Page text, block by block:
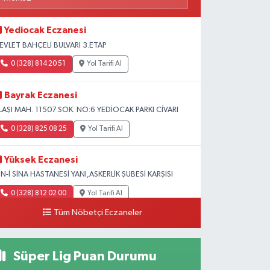
Yediocak Eczanesi
BAHÇELİ BULVARI 3.ETAP
0 (328) 814 20 51 Yol Tarifi Al
Bayrak Eczanesi
MAH. 11507 SOK. NO:6 YEDİOCAK PARKI CİVARI
0 (328) 825 08 25 Yol Tarifi Al
Yüksek Eczanesi
İ SİNA HASTANESİ YANI,ASKERLİK ŞUBESİ KARŞISI
0 (328) 812 02 00 Yol Tarifi Al
Tüm Nöbetçi Eczaneler
Süper Lig Puan Durumu